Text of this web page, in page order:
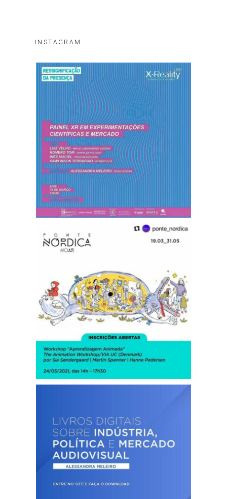
INSTAGRAM